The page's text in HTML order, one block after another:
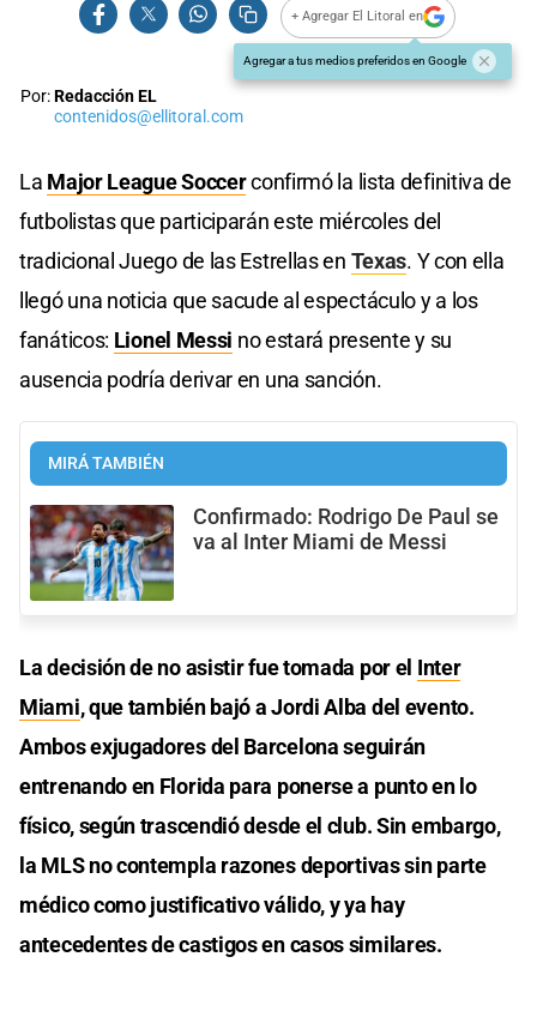
+ Agregar El Litoral en
Agregar a tus medios preferidos en Google
Por:Redacción EL
contenidos@ellitoral.com
La Major League Soccerconfirmó la lista definitiva de
futbolistas que participarán este miércoles del
tradicional Juego de las Estrellas en Texas. Y con ella
llegó una noticia que sacude al espectáculo y a los
fanáticos: Lionel Messi no estará presente y su
ausencia podría derivar en una sanción.
MIRÁ TAMBIÉN
Confirmado: Rodrigo De Paul se
va al Inter Miami de Messi
La decisión de no asistir fue tomada por el Inter
Miami, que también bajó a Jordi Alba del evento.
Ambos exjugadores del Barcelona seguirán
entrenando en Florida para ponerse a punto en lo
físico, según trascendió desde el club. Sin embargo,
la MLS no contempla razones deportivas sin parte
médico como justificativo válido, y ya hay
antecedentes de castigos en casos similares.